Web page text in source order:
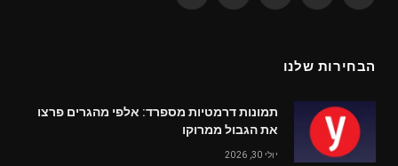
הבחירות שלנו
תמונות דרמטיות מספרד: אלפי מהגרים פרצו
את הגבול ממרוקו
יולי 30, 2026